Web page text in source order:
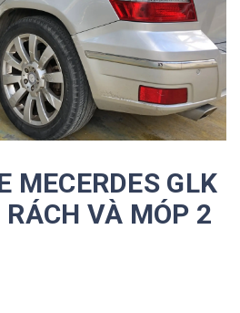
MECERDES GLK
VÀ MÓP 2